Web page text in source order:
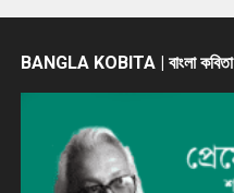
BANGLA KOBITA | বাংলা কবিতা